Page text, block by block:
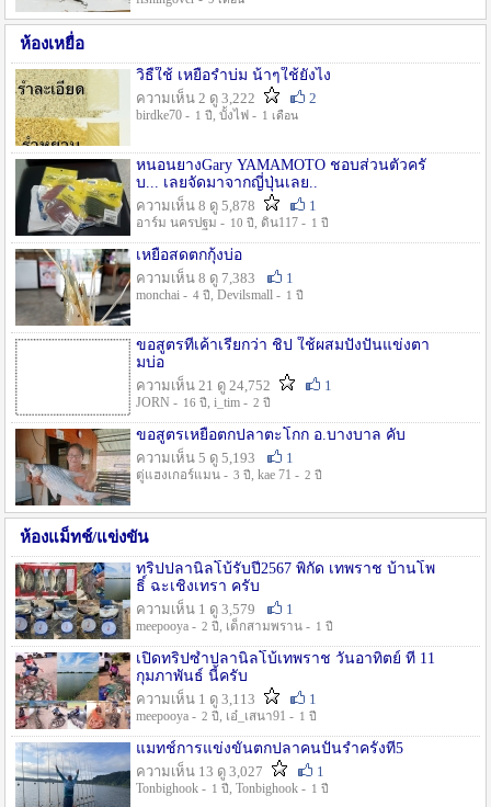
ห้องเหยื่อ
วิธืใช้ เหยื่อรำบ่ม น้าๆใช้ยังไง
ความเห็น 2 ดู 3,222
2
birdke70 - 1 ปี , บั้งไฟ - 1 เดือน
หนอนยางGary YAMAMOTO ชอบส่วนตัวครั
บ... เลยจัดมาจากญี่ปุ่นเลย..
ความเห็น 8 ดู 5,878
1
อาร์ม นครปฐม - 10 ปี , ดิน117 - 1 ปี
เหยื่อสดตกกุ้งบ่อ
ความเห็น 8 ดู 7,383
1
monchai - 4 ปี , Devilsmall - 1 ปี
ขอสูตรที่เค้าเรียกว่า ชิป ใช้ผสมปังปั่นแข่งตา
มบ่อ
ความเห็น 21 ดู 24,752
1
JORN - 16 ปี , i_tim - 2 ปี
ขอสูตรเหยื่อตกปลาตะโกก อ.บางบาล คับ
ความเห็น 5 ดู 5,193
1
ตู่แฮงเกอร์แมน - 3 ปี , kae 71 - 2 ปี
ห้องแม็ทช์/แข่งขัน
ทริปปลานิลโบ้รับปี2567 พิกัด เทพราช บ้านโพ
ธิ์ ฉะเชิงเทรา ครับ
ความเห็น 1 ดู 3,579
1
meepooya - 2 ปี , เด็กสามพราน - 1 ปี
เปิดทริปซ้ำปลานิลโบ้เทพราช วันอาทิตย์ ที่ 11
กุมภาพันธ์ นี้ครับ
ความเห็น 1 ดู 3,113
1
meepooya - 2 ปี , เอ๋_เสนา91 - 1 ปี
แมทช์การแข่งขั้นตกปลาคนปั้นรำครั้งที่5
ความเห็น 13 ดู 3,027
1
Tonbighook - 1 ปี , Tonbighook - 1 ปี